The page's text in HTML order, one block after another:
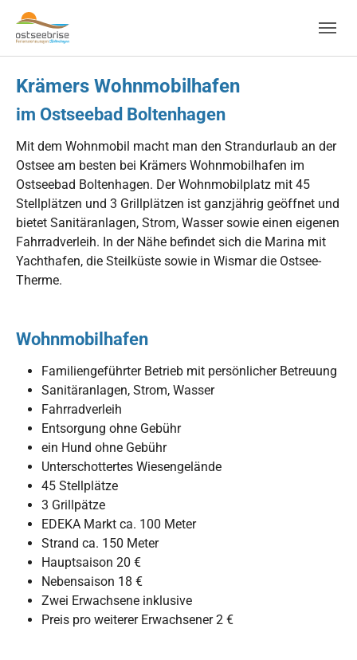
Skip to main navigation
Zum Hauptinhalt springen
Skip to page footer
Krämers Wohnmobilhafen
im Ostseebad Boltenhagen
Mit dem Wohnmobil macht man den Strandurlaub an der
Ostsee am besten bei Krämers Wohnmobilhafen im
Ostseebad Boltenhagen. Der Wohnmobilplatz mit 45
Stellplätzen und 3 Grillplätzen ist ganzjährig geöffnet und
bietet Sanitäranlagen, Strom, Wasser sowie einen eigenen
Fahrradverleih. In der Nähe befindet sich die Marina mit
Yachthafen, die Steilküste sowie in Wismar die Ostsee-
Therme.
Wohnmobilhafen
Familiengeführter Betrieb mit persönlicher Betreuung
Sanitäranlagen, Strom, Wasser
Fahrradverleih
Entsorgung ohne Gebühr
ein Hund ohne Gebühr
Unterschottertes Wiesengelände
45 Stellplätze
3 Grillpätze
EDEKA Markt ca. 100 Meter
Strand ca. 150 Meter
Hauptsaison 20 €
Nebensaison 18 €
Zwei Erwachsene inklusive
Preis pro weiterer Erwachsener 2 €